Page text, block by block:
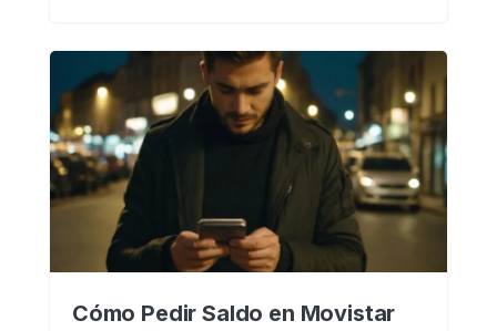
Cómo Pedir Saldo en Movistar